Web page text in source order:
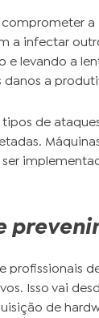
a infectar
levando a
danos a
tipos de
profissionais
Isso vai
de